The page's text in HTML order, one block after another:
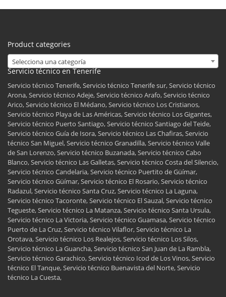
Product categories
Selecciona una categoría
Servicio técnico en Tenerife
Servicio técnico Tenerife, Servicio técnico Tenerife sur, Servicio técnico
Arona, Servicio técnico Adeje, Servicio técnico Arafo, Servicio técnico
Arico, Servicio técnico El Médano, Servicio técnico Los Cristianos,
Servicio técnico Playa de Las Américas, Servicio técnico Los Gigantes,
Servicio técnico Puerto Santiago, Servicio técnico Santiago del Teide,
Servicio técnico Guía de Isora, Servicio técnico Las Chafiras, Servicio
técnico San Miguel, Servicio técnico Granadilla, Servicio técnico Valle
de San Lorenzo, Servicio técnico Buzanada, Servicio técnico Cabo
Blanco, Servicio técnico Las Galletas, Servicio técnico Costa del Silencio,
Servicio técnico Candelaria, Servicio técnico Puertito de Güímar,
Servicio técnico Güímar, Servicio técnico El Rosario, Servicio técnico
Radazul, Servicio técnico Santa Cruz, Servicio técnico La Laguna,
Servicio técnico Tacoronte, Servicio técnico El Sauzal, Servicio técnico
Tegueste, Servicio técnico La Matanza, Servicio técnico Santa Ursula,
Servicio técnico La Victoria, Servicio técnico Guamasa, Servicio técnico
Puerto de La Cruz, Servicio técnico Vilaflor, Servicio técnico La
Orotava, Servicio técnico Los Realejos, Servicio técnico Los Silos,
Servicio técnico La Guancha, Servicio técnico San Juan de La Rambla,
Servicio técnico Garachico, Servicio técnico Icod de Los Vinos, Servicio
técnico El Tanque, Servicio técnico Buenavista del Norte, Servicio
técnico La Cuesta,